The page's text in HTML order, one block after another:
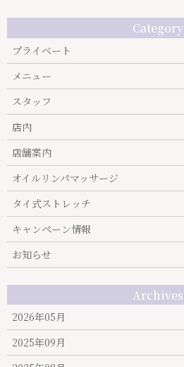
Category
プライベート
メニュー
スタッフ
店内
店舗案内
オイルリンパマッサージ
タイ式ストレッチ
キャンぺーン情報
お知らせ
Archives
2026年05月
2025年09月